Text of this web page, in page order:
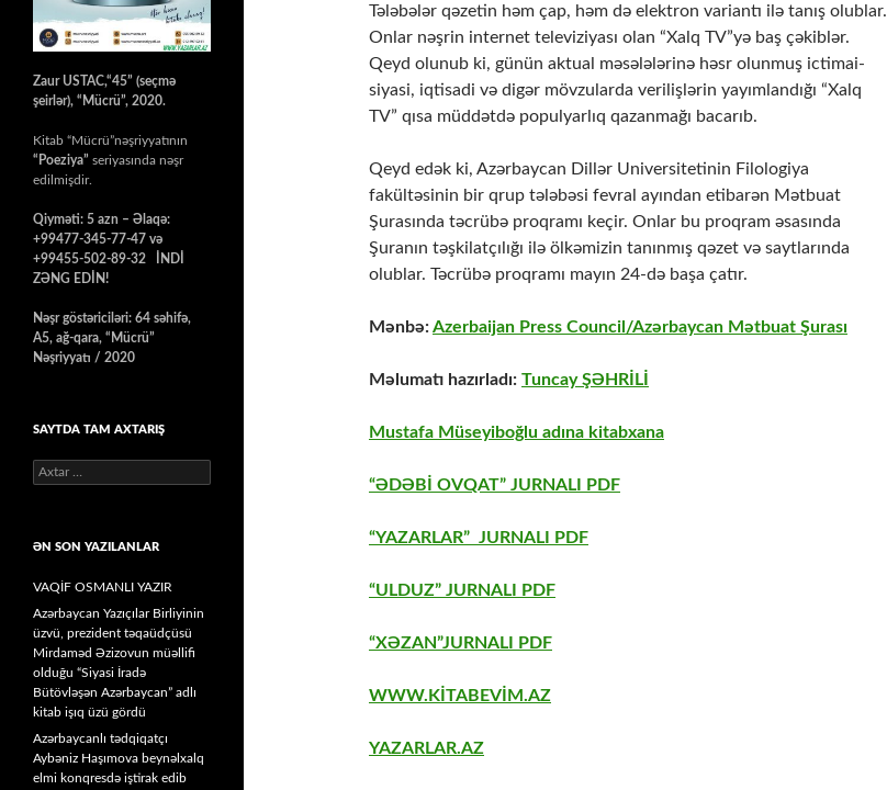
Tələbələr qəzetin həm çap, həm də elektron variantı ilə tanış olublar.
Onlar nəşrin internet televiziyası olan “Xalq TV”yə baş çəkiblər.
Qeyd olunub ki, günün aktual məsələlərinə həsr olunmuş ictimai-
siyasi, iqtisadi və digər mövzularda verilişlərin yayımlandığı “Xalq
TV” qısa müddətdə populyarlıq qazanmağı bacarıb.
Qeyd edək ki, Azərbaycan Dillər Universitetinin Filologiya
fakültəsinin bir qrup tələbəsi fevral ayından etibarən Mətbuat
Şurasında təcrübə proqramı keçir. Onlar bu proqram əsasında
Şuranın təşkilatçılığı ilə ölkəmizin tanınmış qəzet və saytlarında
olublar. Təcrübə proqramı mayın 24-də başa çatır.
Mənbə:Azerbaijan Press Council/Azərbaycan Mətbuat Şurası
Məlumatı hazırladı: Tuncay ŞƏHRİLİ
Mustafa Müseyiboğlu adına kitabxana
“ƏDƏBİ OVQAT” JURNALI PDF
“YAZARLAR” JURNALI PDF
“ULDUZ” JURNALI PDF
“XƏZAN”JURNALI PDF
WWW.KİTABEVİM.AZ
YAZARLAR.AZ
Zaur USTAC,“45” (seçmə
şeirlər), “Mücrü”, 2020.
Kitab “Mücrü”nəşriyyatının
“Poeziya” seriyasında nəşr
edilmişdir.
Qiyməti: 5 azn – Əlaqə:
+99477-345-77-47 və
+99455-502-89-32 İNDİ
ZƏNG EDİN!
Nəşr göstəriciləri: 64 səhifə,
A5, ağ-qara, “Mücrü”
Nəşriyyatı / 2020
SAYTDA TAM AXTARIŞ
Axtarış:
ƏN SON YAZILANLAR
VAQİF OSMANLI YAZIR
Azərbaycan Yazıçılar Birliyinin
üzvü, prezident təqaüdçüsü
Mirdaməd Əzizovun müəllifi
olduğu “Siyasi İradə
Bütövləşən Azərbaycan” adlı
kitab işıq üzü gördü
Azərbaycanlı tədqiqatçı
Aybəniz Haşımova beynəlxalq
elmi konqresdə iştirak edib